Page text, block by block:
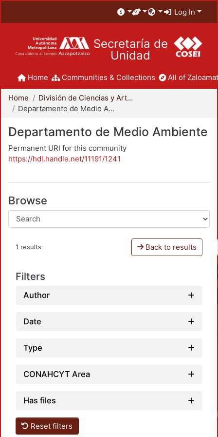
Log In
Secretaría de
Unidad
Home Communities & Collections All of
Home
División de Ciencias y Artes para el Diseño
Departamento de Medio Ambiente
Departamento de Medio Ambiente
Permanent URI for this community
https://hdl.handle.net/11191/1241
Browse
1 results Back to results
Filters
Author
Date
Type
CONAHCYT Area
Has files
Reset filters